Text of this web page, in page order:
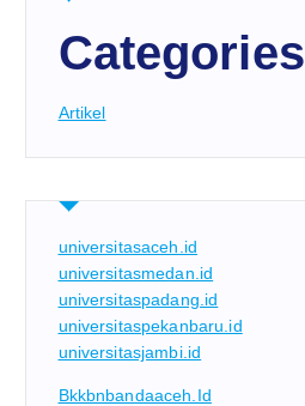
Categories
Artikel
universitasaceh.id
universitasmedan.id
universitaspadang.id
universitaspekanbaru.id
universitasjambi.id
Bkkbnbandaaceh.id